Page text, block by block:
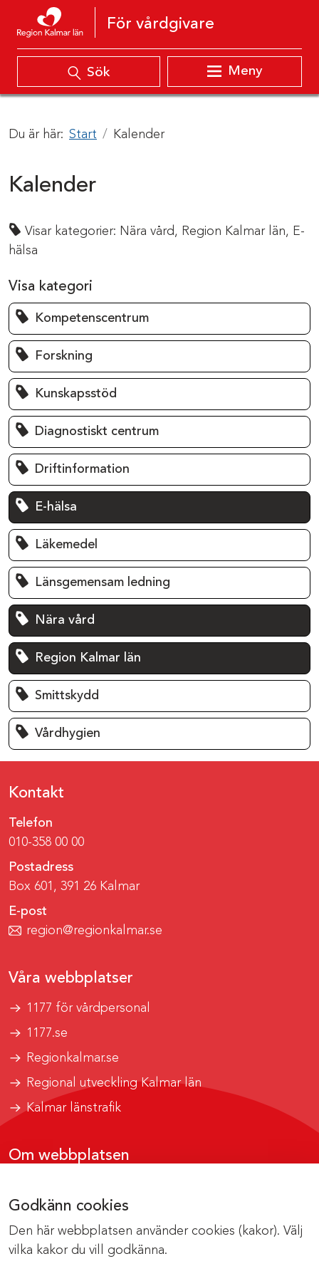
Godkänn cookies
Den här webbplatsen använder cookies (kakor). Välj
vilka kakor du vill godkänna.
Hoppa till innehåll
För vårdgivare
Sök Meny
Du är här: Start Kalender
Kalender
Visar kategorier: Nära vård, Region Kalmar län, E-
hälsa
Visa kategori
Kompetenscentrum
Forskning
Kunskapsstöd
Diagnostiskt centrum
Driftinformation
E-hälsa
Läkemedel
Länsgemensam ledning
Nära vård
Region Kalmar län
Smittskydd
Vårdhygien
Kontakt
Telefon
010-358 00 00
Postadress
Box 601, 391 26 Kalmar
E-post
region@regionkalmar.se
Våra webbplatser
1177 för vårdpersonal
1177.se
Regionkalmar.se
Regional utveckling Kalmar län
Kalmar länstrafik
Om webbplatsen
Om cookies
Kontakta webbredaktionen